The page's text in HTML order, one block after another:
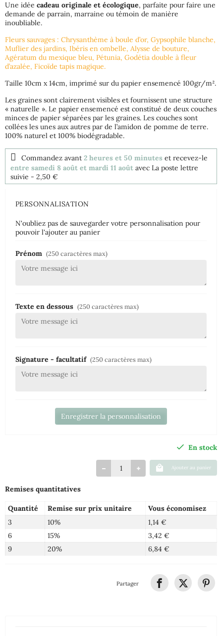
Une idée cadeau originale et écologique, parfaite pour faire une
demande de parrain, marraine ou témoin de manière
inoubliable.
Fleurs sauvages : Chrysanthème à boule d’or, Gypsophile blanche,
Muflier des jardins, Ibéris en ombelle, Alysse de bouture,
Agératum du mexique bleu, Pétunia, Godétia double à fleur
d’azalée, Ficoïde tapis magique.
Taille 10cm x 14cm, imprimé sur du papier ensemencé 100gr/m².
Les graines sont clairement visibles et fournissent une structure
« naturelle ». Le papier ensemencé est constitué de deux couches
minces de papier séparées par les graines. Les couches sont
collées les unes aux autres par de l’amidon de pomme de terre.
100% naturel et 100% biodégradable.
Commandez avant 2 heures et 50 minutes et recevez-le
entre samedi 8 août et mardi 11 août avec La poste lettre
suivie - 2,50 €
PERSONNALISATION
N'oubliez pas de sauvegarder votre personnalisation pour
pouvoir l'ajouter au panier
Prénom (250 caractères max)
Texte en dessous (250 caractères max)
Signature - facultatif (250 caractères max)
Enregistrer la personnalisation
En stock
Ajouter au panier
Remises quantitatives
Quantité Remise sur prix unitaire
Vous économisez
3
10%
1,14 €
6
15%
3,42 €
9
20% 6,84 €
Partager